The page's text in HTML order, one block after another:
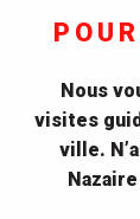
Nous
visites
ville.